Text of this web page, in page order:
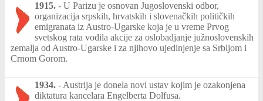
1915. - U Parizu je osnovan Jugoslovenski odbor,
organizacija srpskih, hrvatskih i slovenačkih političkih
emigranata iz Austro-Ugarske koja je u vreme Prvog
svetskog rata vodila akcije za oslobadjanje južnoslovenskih
zemalja od Austro-Ugarske i za njihovo ujedinjenje sa Srbijom i
Crnom Gorom.
1934. - Austrija je donela novi ustav kojim je ozakonjena
diktatura kancelara Engelberta Dolfusa.